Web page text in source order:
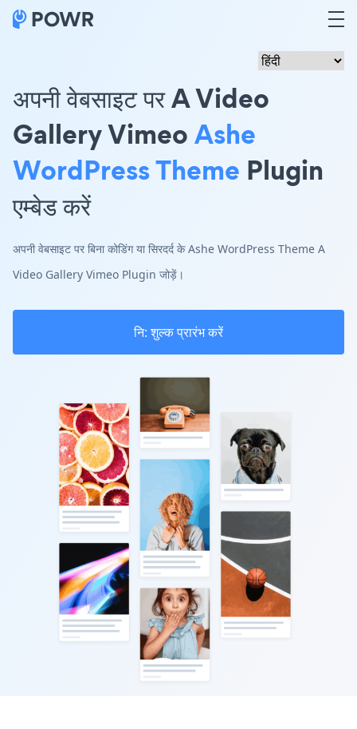
अपनी वेबसाइट पर A Video
Gallery VimeoAshe
WordPress Theme Plugin
एम्बेड करें
अपनी वेबसाइट पर बिना कोडिंग या सिरदर्द के Ashe WordPress Theme A
Video Gallery Vimeo Plugin जोड़ें।
नि: शुल्क प्रारंभ करें